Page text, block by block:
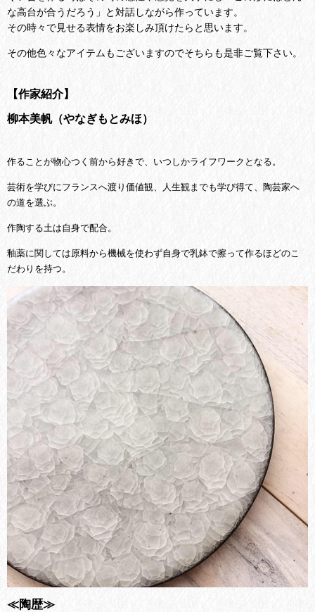
な高台が合うだろう」と対話しながら作っています。
その時々で見せる表情をお楽しみ頂けたらと思います。
その他色々なアイテムもございますのでそちらも是非ご覧下さい。
【作家紹介】
柳本美帆（やなぎもとみほ）
作ることが物心つく前から好きで、いつしかライフワークとなる。
芸術を学びにフランスへ渡り価値観、人生観までも学び得て、陶芸家へ
の道を選ぶ。
作陶する土は自身で配合。
釉薬に関しては原料から機械を使わず自身で乳鉢で擦って作るほどのこ
だわりを持つ。
≪陶歴≫